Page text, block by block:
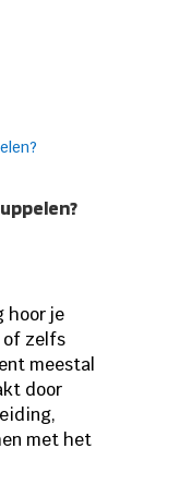
hoor je
of zelfs
meestal
door
met het